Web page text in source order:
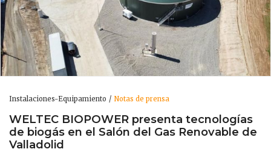
Instalaciones-Equipamiento Notas de prensa
WELTEC BIOPOWER presenta tecnologías
de biogás en el Salón del Gas Renovable de
Valladolid